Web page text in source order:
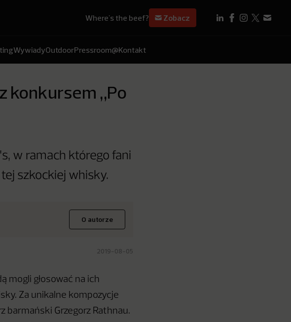
Where's the beef? Zobacz
WywiadyOutdoorPressroom@Kontakt
konkursem „Po
w ramach którego fani
szkockiej whisky.
O autorze
2019-08-05
mogli głosować na ich
Za unikalne kompozycje
barmański Grzegorz Rathnau.